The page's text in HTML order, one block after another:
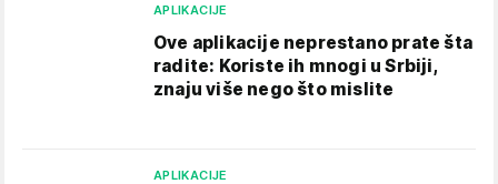
APLIKACIJE
Ove aplikacije neprestano prate šta
radite: Koriste ih mnogi u Srbiji,
znaju više nego što mislite
APLIKACIJE